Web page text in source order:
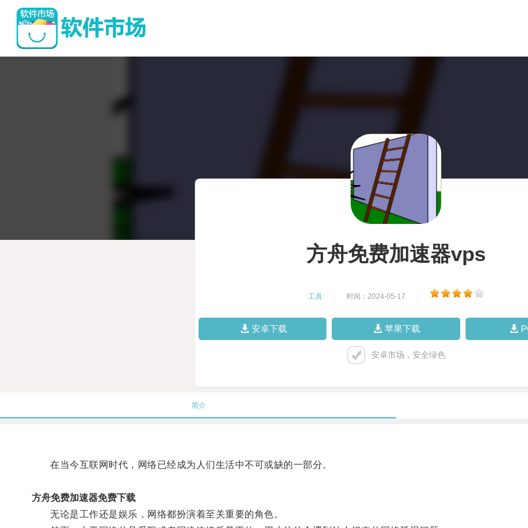
方舟免费加速器vps
工具 时间：2024-05-17
安卓下载 苹果下载
安卓市场，安全绿色
简介
在当今互联网时代，网络已经成为人们生活中不可或缺的一部分。
方舟免费加速器免费下载
无论是工作还是娱乐，网络都扮演着至关重要的角色。